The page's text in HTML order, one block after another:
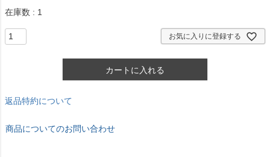
在庫数 1
お気に入りに登録する
カートに入れる
返品特約について
商品についてのお問い合わせ